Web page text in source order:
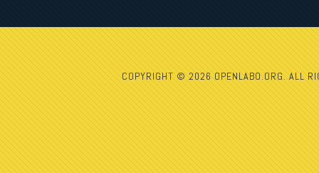
COPYRIGHT © 2026 OPENLABO.ORG. ALL